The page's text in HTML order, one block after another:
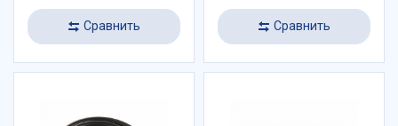
Сравнить Сравнить